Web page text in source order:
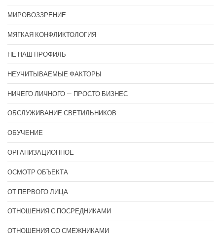
МИРОВОЗЗРЕНИЕ
МЯГКАЯ КОНФЛИКТОЛОГИЯ
НЕ НАШ ПРОФИЛЬ
НЕУЧИТЫВАЕМЫЕ ФАКТОРЫ
НИЧЕГО ЛИЧНОГО — ПРОСТО БИЗНЕС
ОБСЛУЖИВАНИЕ СВЕТИЛЬНИКОВ
ОБУЧЕНИЕ
ОРГАНИЗАЦИОННОЕ
ОСМОТР ОБЪЕКТА
ОТ ПЕРВОГО ЛИЦА
ОТНОШЕНИЯ С ПОСРЕДНИКАМИ
ОТНОШЕНИЯ СО СМЕЖНИКАМИ